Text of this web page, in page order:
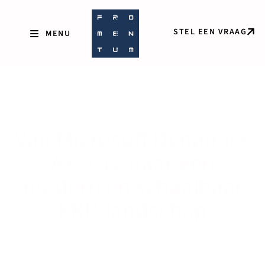
STEL EEN VRAAG